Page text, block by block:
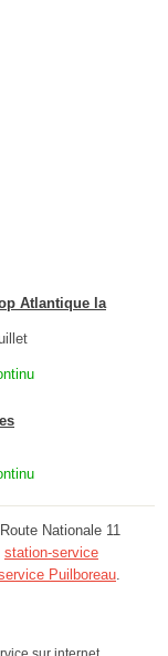
Atlantique la
Nationale 11
station-service
Puilboreau.